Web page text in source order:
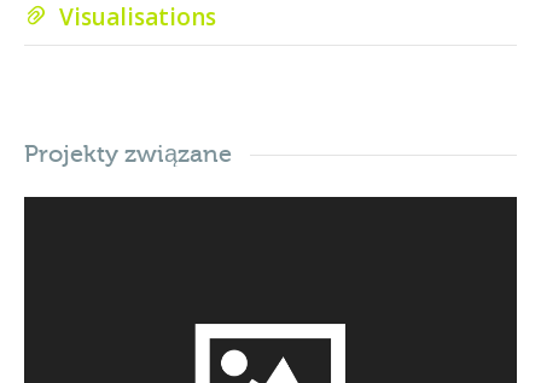
Visualisations
Projekty związane